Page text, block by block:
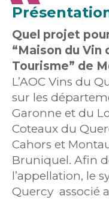
Quel projet
“Maison du Vin
Tourisme” de
L’AOC Vins du
sur les
Garonne et du
Coteaux du
Cahors et
Bruniquel. Afin
l’appellation, le
Quercy associé